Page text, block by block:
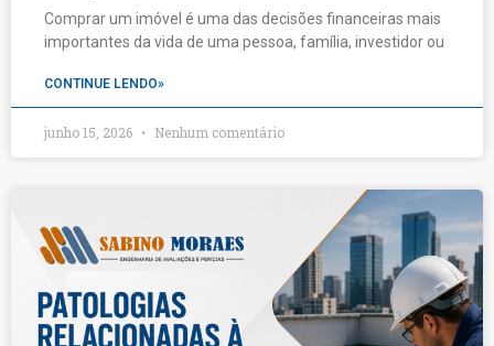
Comprar um imóvel é uma das decisões financeiras mais
importantes da vida de uma pessoa, família, investidor ou
CONTINUE LENDO»
junho 15, 2026 Nenhum comentário